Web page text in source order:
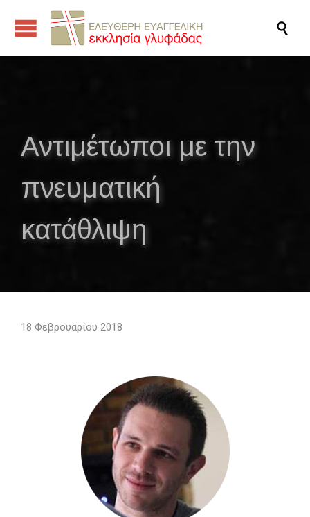

Αντιμέτωποι με την
πνευματική
κατάθλιψη
18 Φεβρουαρίου 2018